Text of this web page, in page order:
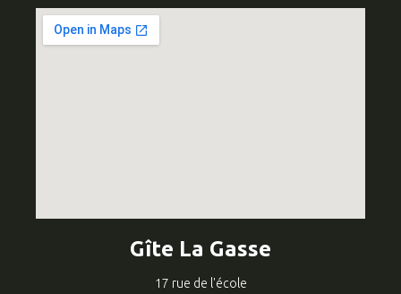
Gîte La Gasse
17 rue de l'école